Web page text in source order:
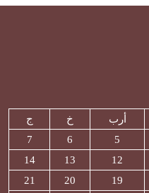
أرب خ
ج
5
6
7
12
13
14
19
20
21